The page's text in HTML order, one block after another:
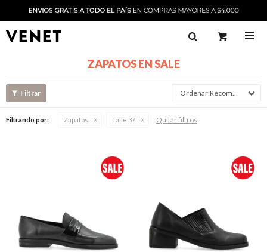

ZAPATOS EN SALE
Recomendado
Filtrando por: Zapatos Talle 37 Quitar filtros